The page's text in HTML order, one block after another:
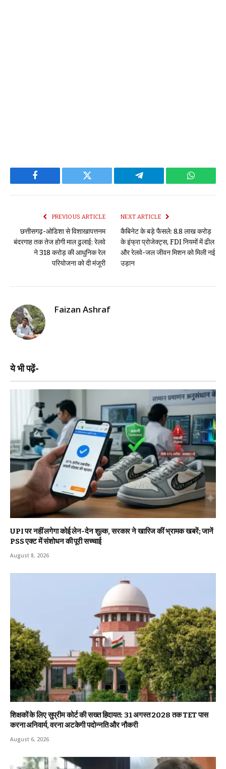
Facebook Twitter Telegram
PREVIOUS ARTICLE
छत्तीसगढ़-ओडिशा से विशाखापत्तनम
बंदरगाह तक तेज होगी माल ढुलाई: रेलवे
ने 318 करोड़ की आधुनिक रेल
परियोजना को दी मंजूरी
NEXT ARTICLE
कैबिनेट के बड़े फैसले: 8.8 लाख करोड़
के इंफ्रा प्रोजेक्ट्स, FDI नियमों में ढील
और रेलवे-जल जीवन मिशन को मिली नई
उड़ान
Faizan Ashraf
ये भी पढ़ें-
UPI पर नहीं लगेगा कोई लेन-देन शुल्क, सरकार ने खारिज कीं भ्रामक खबरें; जानें
PSS एक्ट में संशोधन की पूरी सच्चाई
August 8, 2026
शिक्षकों के लिए सुप्रीम कोर्ट की सख्त हिदायत: 31 अगस्त 2028 तक TET पास
करना अनिवार्य, वरना अटकेगी पदोन्नति और नौकरी
August 6, 2026